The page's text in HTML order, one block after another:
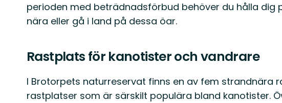
perioden med beträdnadsförbud behöver du hålla dig
nära eller gå i land på dessa öar.
Rastplats för kanotister och vandrare
I Brotorpets naturreservat finns en av fem strandnära
rastplatser som är särskilt populära bland kanotister.